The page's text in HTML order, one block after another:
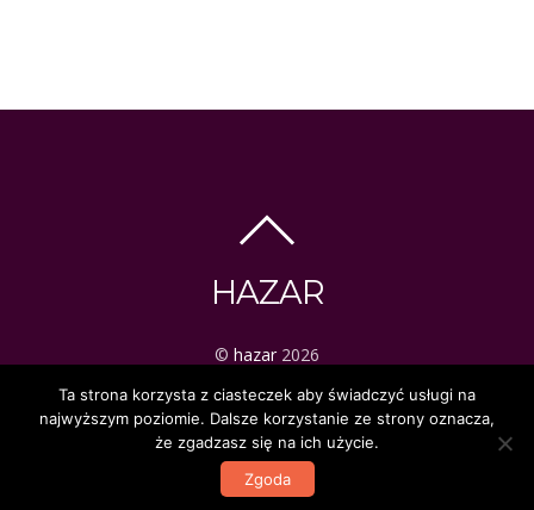
HAZAR
© hazar 2026
ezoteryka | tarot | mistyka
Ta strona korzysta z ciasteczek aby świadczyć usługi na
najwyższym poziomie. Dalsze korzystanie ze strony oznacza,
że zgadzasz się na ich użycie.
Zgoda